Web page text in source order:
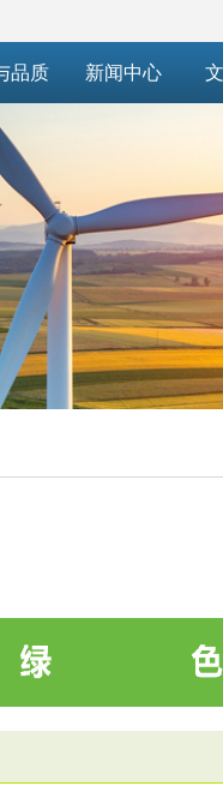
品质 新闻中心